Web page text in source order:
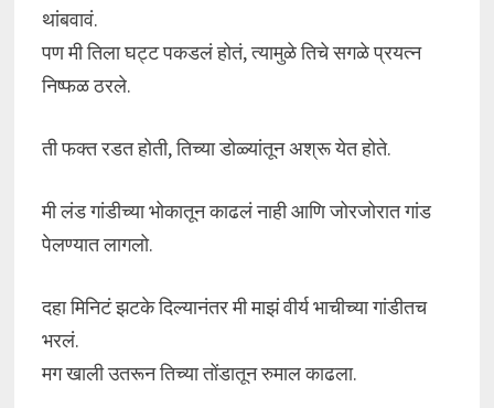
थांबवावं.
पण मी तिला घट्ट पकडलं होतं, त्यामुळे तिचे सगळे प्रयत्न
निष्फळ ठरले.
ती फक्त रडत होती, तिच्या डोळ्यांतून अश्रू येत होते.
मी लंड गांडीच्या भोकातून काढलं नाही आणि जोरजोरात गांड
पेलण्यात लागलो.
दहा मिनिटं झटके दिल्यानंतर मी माझं वीर्य भाचीच्या गांडीतच
भरलं.
मग खाली उतरून तिच्या तोंडातून रुमाल काढला.